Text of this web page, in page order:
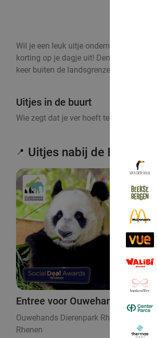
Wil je een leuk uitje ondernemen met
korting op je dagje uit! Denk hierbij
keer buiten de landsgrenzen op pad
Uitjes in de buurt
Wie zegt dat je ver hoeft te reizen om
📍 Uitjes nabij de Betuwe
Entree voor Ouwehands
Ouwehands Dierenpark Rhenen
Rhenen